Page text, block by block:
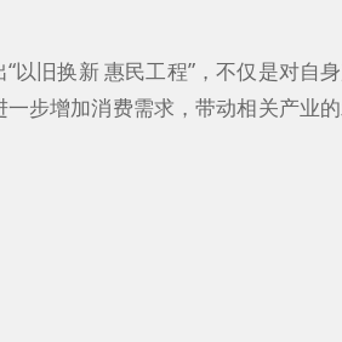
以旧换新 惠民工程”，不仅是对自
步增加消费需求，带动相关产业的